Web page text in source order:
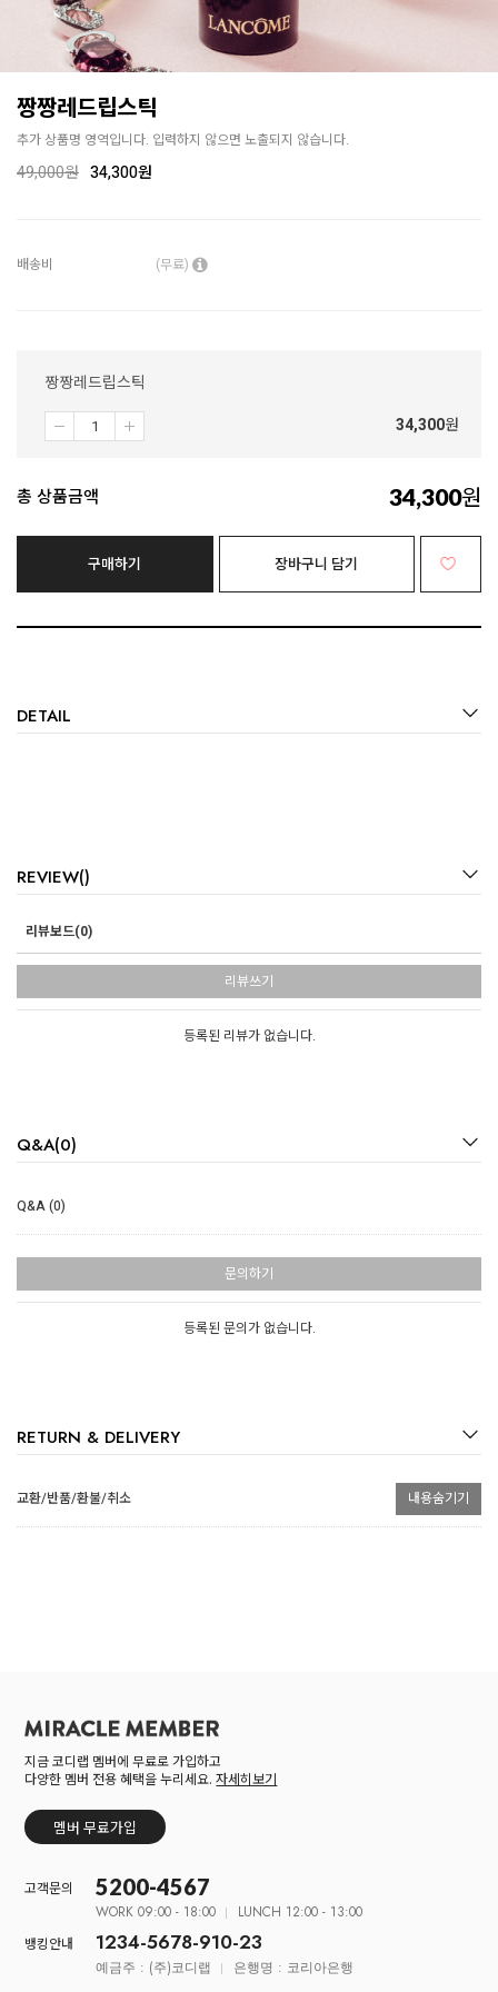
짱짱레드립스틱
추가 상품명 영역입니다. 입력하지 않으면 노출되지 않습니다.
49,000원 34,300원
배송비 (무료)
짱짱레드립스틱
34,300원
총 상품금액 34,300원
구매하기 장바구니 담기
DETAIL
REVIEW()
리뷰보드(0)
리뷰쓰기
등록된 리뷰가 없습니다.
Q&A(0)
Q&A (0)
문의하기
등록된 문의가 없습니다.
RETURN & DELIVERY
교환/반품/환불/취소 내용숨기기
지금 코디랩 멤버에 무료로 가입하고
다양한 멤버 전용 혜택을 누리세요.자세히보기
멤버 무료가입
고객문의 5200-4567
WORK 09:00 - 18:00 LUNCH 12:00 - 13:00
뱅킹안내 1234-5678-910-23
예금주 : (주)코디랩 은행명 : 코리아은행